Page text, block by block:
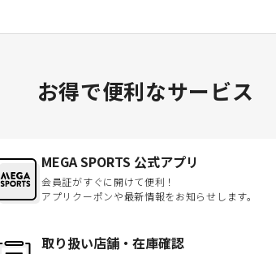
お得で便利なサービス
MEGA SPORTS 公式アプリ
会員証がすぐに開けて便利！
アプリクーポンや最新情報をお知らせします。
取り扱い店舗・在庫確認